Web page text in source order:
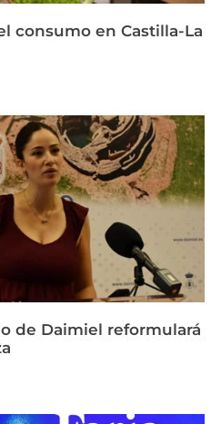
consumo en Castilla-La
de Daimiel reformulará